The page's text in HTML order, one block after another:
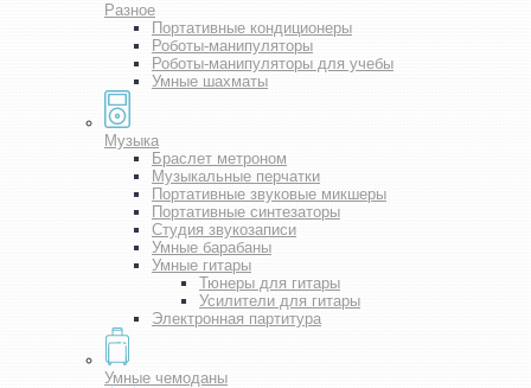
Разное
Портативные кондиционеры
Роботы-манипуляторы
Роботы-манипуляторы для учебы
Умные шахматы
Музыка
Браслет метроном
Музыкальные перчатки
Портативные звуковые микшеры
Портативные синтезаторы
Студия звукозаписи
Умные барабаны
Умные гитары
Тюнеры для гитары
Усилители для гитары
Электронная партитура
Умные чемоданы